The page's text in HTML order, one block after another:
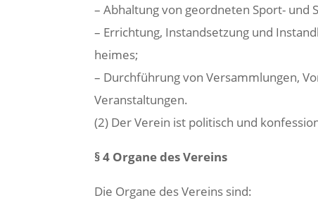
– Abhaltung von geordneten Sport- und
– Errichtung, Instandsetzung und
heimes;
– Durchführung von Versammlungen,
Veranstaltungen.
(2) Der Verein ist politisch und
§ 4 Organe des Vereins
Die Organe des Vereins sind: